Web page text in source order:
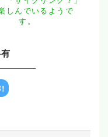
しんでいるようで
す。